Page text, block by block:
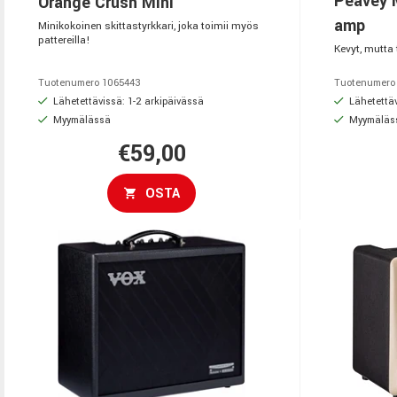
Minikokoinen skittastyrkkari, joka toimii myös
pattereilla!
Tuotenumero 1065443
Lähetettävissä: 1-2 arkipäivässä
Myymälässä
€59,00
OSTA
amp
Kevyt,